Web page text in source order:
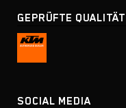
GEPRÜFTE QUALITÄT
SOCIAL MEDIA